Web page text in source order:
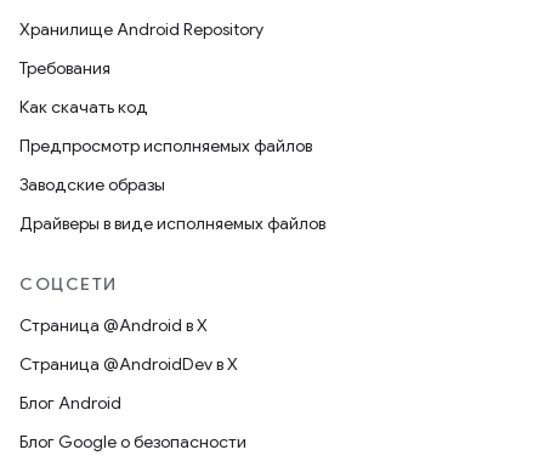
Хранилище Android Repository
Требования
Как скачать код
Предпросмотр исполняемых файлов
Заводские образы
Драйверы в виде исполняемых файлов
СОЦСЕТИ
Страница @Android в X
Страница @AndroidDev в X
Блог Android
Блог Google о безопасности